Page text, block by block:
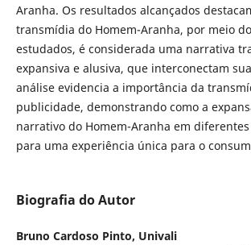
Aranha. Os resultados alcançados
transmídia do Homem-Aranha, por meio
estudados, é considerada uma narrativa
expansiva e alusiva, que interconectam
análise evidencia a importância da
publicidade, demonstrando como a
narrativo do Homem-Aranha em
para uma experiência única para o
Biografia do Autor
Bruno Cardoso Pinto, Univali